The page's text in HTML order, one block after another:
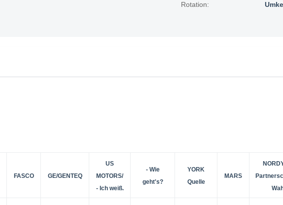
Rotation:
FASCO GE/GENTEQ
US
MOTORS/
- Ich weiß.
- Wie
geht's?
YORK
Quelle
MARS